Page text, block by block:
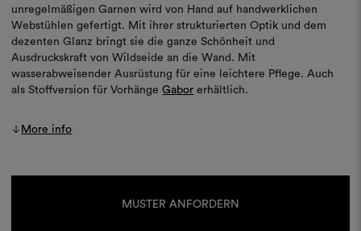
unregelmäßigen Garnen wird von Hand auf handwerklichen
Webstühlen gefertigt. Mit ihrer strukturierten Optik und dem
dezenten Glanz bringt sie die ganze Schönheit und
Ausdruckskraft von Wildseide an die Wand. Mit
wasserabweisender Ausrüstung für eine leichtere Pflege. Auch
als Stoffversion für VorhängeGabor erhältlich.
More info
MUSTER ANFORDERN